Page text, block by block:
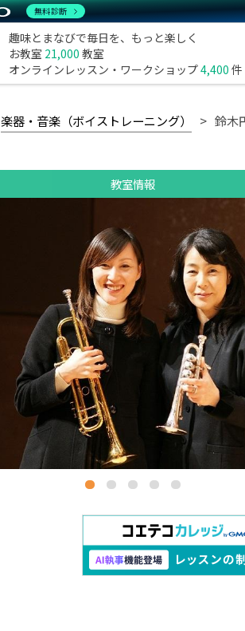
趣味とまなびで毎日を、もっと楽しく
お教室 21,000 教室
オンラインレッスン・ワークショップ4,400 件
楽器・音楽（ボイストレーニング） 鈴木
教室情報
無料診断